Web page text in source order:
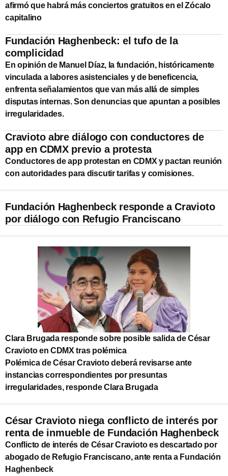
afirmó que habrá más conciertos gratuitos en el Zócalo
capitalino
Fundación Haghenbeck: el tufo de la
complicidad
En opinión de Manuel Díaz, la fundación, históricamente
vinculada a labores asistenciales y de beneficencia,
enfrenta señalamientos que van más allá de simples
disputas internas. Son denuncias que apuntan a posibles
irregularidades.
Cravioto abre diálogo con conductores de
app en CDMX previo a protesta
Conductores de app protestan en CDMX y pactan reunión
con autoridades para discutir tarifas y comisiones.
Fundación Haghenbeck responde a Cravioto
por diálogo con Refugio Franciscano
Clara Brugada responde sobre posible salida de César
Cravioto en CDMX tras polémica
Polémica de César Cravioto deberá revisarse ante
instancias correspondientes por presuntas
irregularidades, responde Clara Brugada
César Cravioto niega conflicto de interés por
renta de inmueble de Fundación Haghenbeck
Conflicto de interés de César Cravioto es descartado por
abogado de Refugio Franciscano, ante renta a Fundación
Haghenbeck